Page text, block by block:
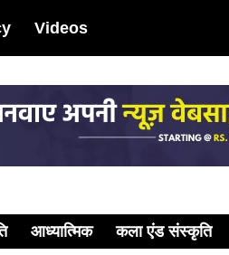
Videos
आध्यात्मिक कला एंड संस्कृति